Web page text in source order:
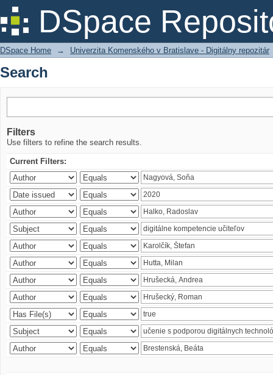
DSpace
Search
DSpace Home → Univerzita Komenského v Bratislave - Digitálny repozitár
Search
Filters
Use filters to refine the search results.
Current Filters: